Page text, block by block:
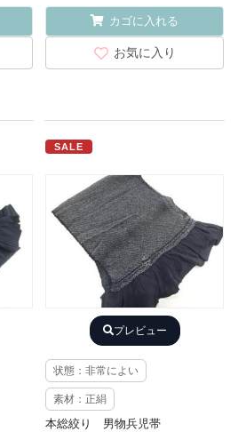
カゴに入れる
お気に入り
SALE
プレビュー
状態：非常によい
素材：正絹
本総絞り 男物兵児帯